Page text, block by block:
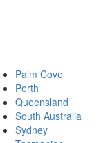
Palm Cove
Perth
Queensland
South Australia
Sydney